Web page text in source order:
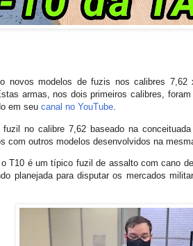
novos modelos de fuzis nos calibres
armas, nos dois primeiros calibres,
em seu canal no YouTube.
no calibre 7,62 baseado na
com outros modelos desenvolvidos na
T10 é um típico fuzil de assalto com cano
planejada para disputar os mercados